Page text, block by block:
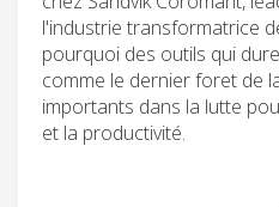
l'industrie transformatrice
pourquoi des outils qui
comme le dernier foret de
importants dans la lutte
et la productivité.